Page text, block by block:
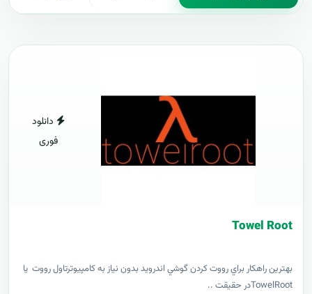
دانلود
فوری
Towel Root
بهترين راهکار براي رووت کردن گوشي اندرويد بدون نياز به کامپيوترتاول رووت يا
TowelRootدر حقيقت ..